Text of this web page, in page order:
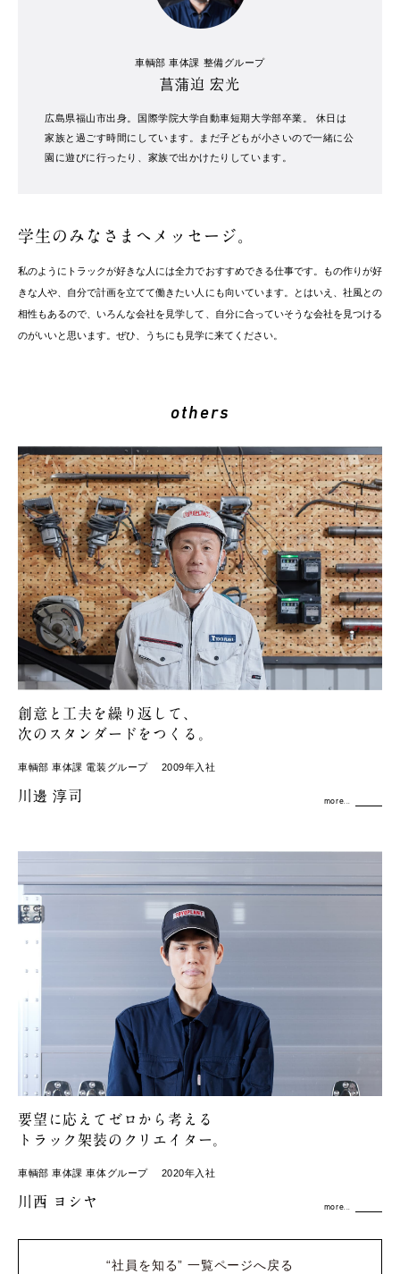
車輌部 車体課 整備グループ
菖蒲迫 宏光
広島県福山市出身。国際学院大学自動車短期大学部卒業。 休日は
家族と過ごす時間にしています。まだ子どもが小さいので一緒に公
園に遊びに行ったり、家族で出かけたりしています。
学生のみなさまへ メッセージ。
私のようにトラックが好きな人には全力でおすすめできる仕事です。もの作りが好
きな人や、自分で計画を立てて働きたい人にも向いています。とはいえ、社風との
相性もあるので、いろんな会社を見学して、自分に合っていそうな会社を見つける
のがいいと思います。ぜひ、うちにも見学に来てください。
others
創意と工夫を繰り返して、
次のスタンダードをつくる。
車輌部 車体課 電装グループ 2009年入社
川邊 淳司 more...
要望に応えてゼロから考える
トラック架装のクリエイター。
車輌部 車体課 車体グループ 2020年入社
川西 ヨシヤ more...
“社員を知る” 一覧ページへ戻る